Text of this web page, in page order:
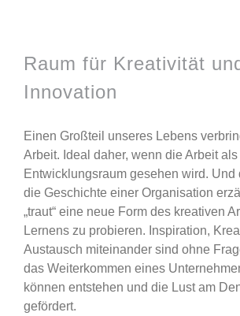
Bild
Raum für Kreativität
Innovation
Einen Großteil unseres Lebens
Arbeit. Ideal daher, wenn die Arbeit als
Entwicklungsraum gesehen wird. Und
die Geschichte einer Organisation
„traut“ eine neue Form des kreativen
Lernens zu probieren. Inspiration,
Austausch miteinander sind ohne
das Weiterkommen eines
können entstehen und die Lust am
gefördert.